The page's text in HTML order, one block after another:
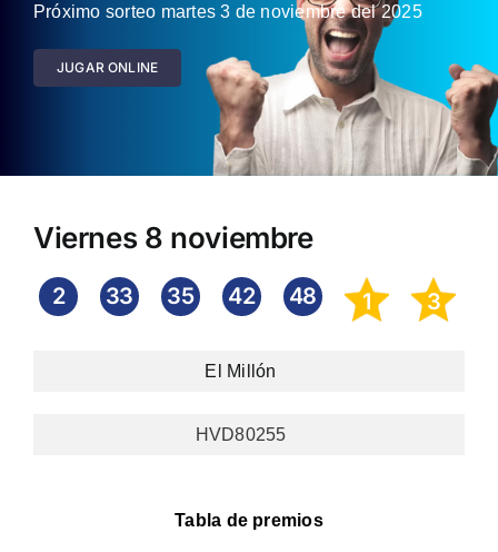
Próximo sorteo martes 3 de noviembre del 2025
JUGAR ONLINE
Viernes 8 noviembre
2 33 35 42 48 1 3
El Millón
HVD80255
Tabla de premios